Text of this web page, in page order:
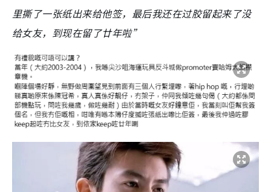
里撕了一张纸出来给他签，最后我还在过胶留起来了没
给女友，到现在留了廿年啦”